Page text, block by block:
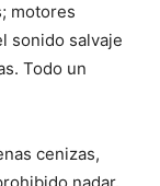
motores
sonido salvaje
Todo un
cenizas,